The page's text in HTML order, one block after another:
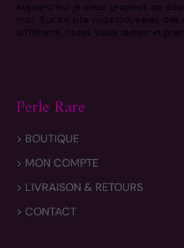
Aujourd’hui je vous propose de
moi. Sur ce site vous trouverez
différents, faites vous plaisir et
Perle Rare
> BOUTIQUE
> MON COMPTE
> LIVRAISON & RETOURS
> CONTACT